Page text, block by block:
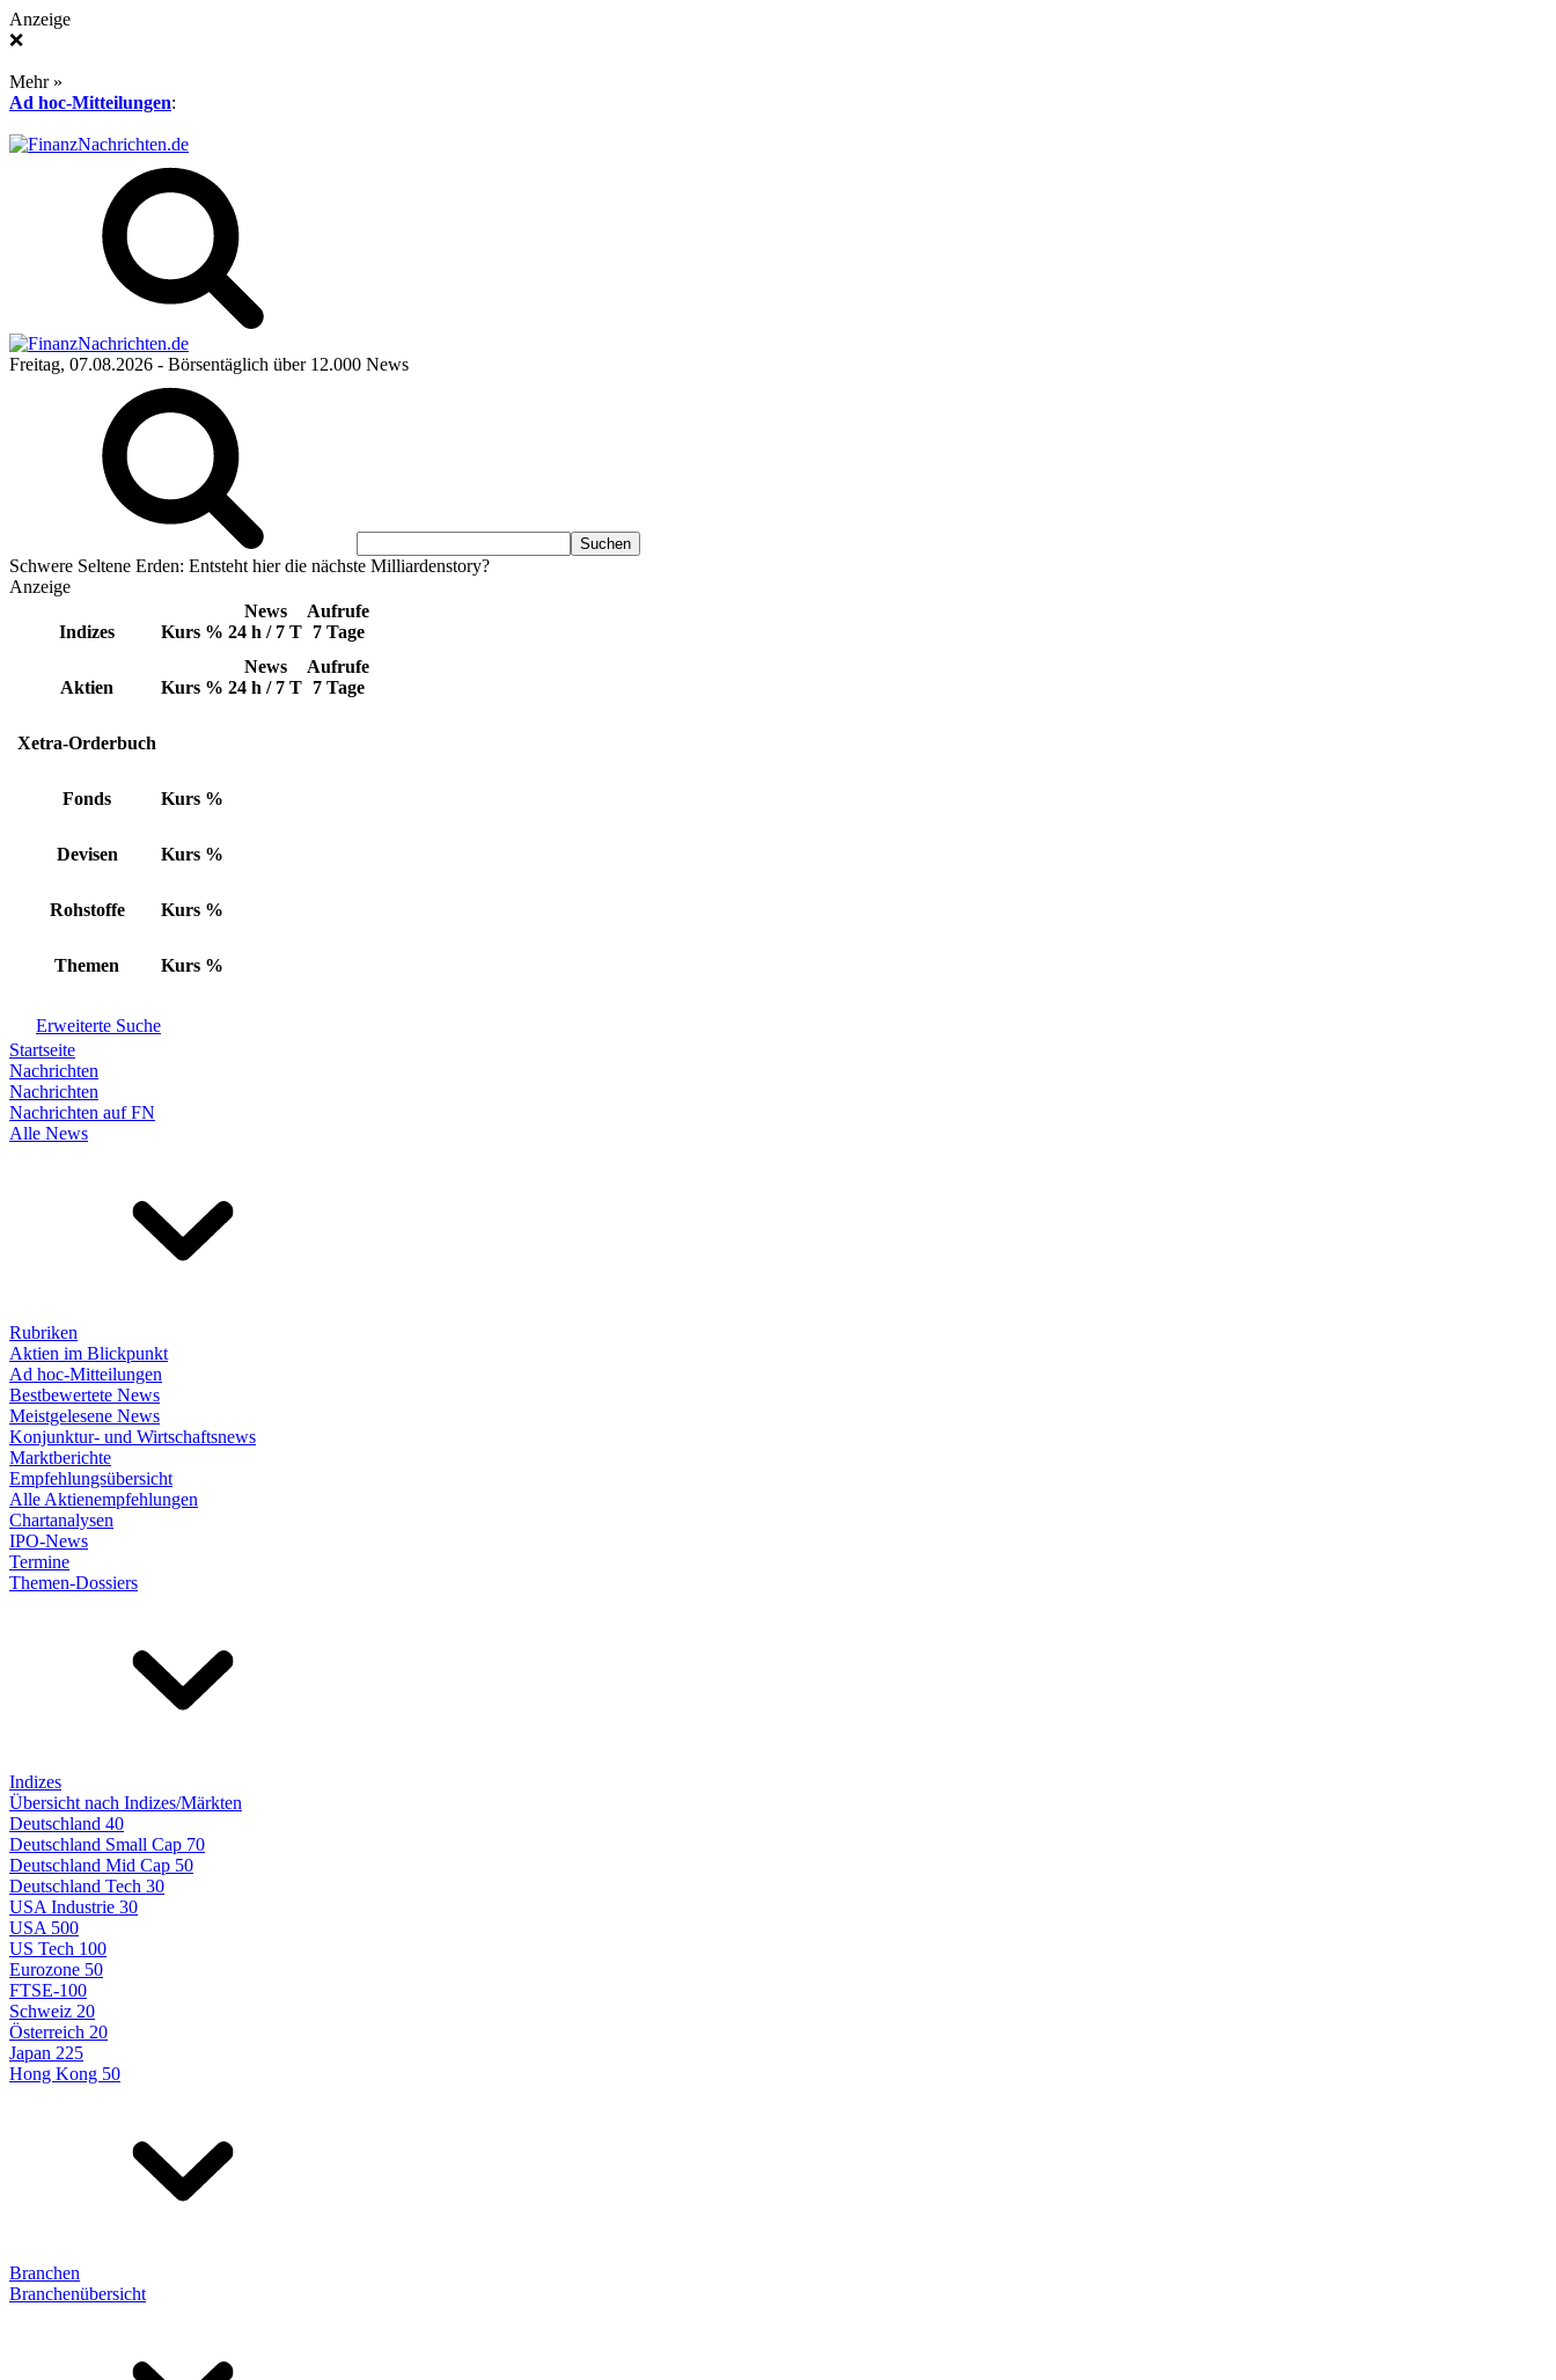
Anzeige
❌
Mehr »
Ad hoc-Mitteilungen:
Freitag, 07.08.2026 - Börsentäglich über 12.000 News
Schwere Seltene Erden: Entsteht hier die nächste Milliardenstory?
Anzeige
Indizes Kurs %
News
24 h / 7 T
Aufrufe
7 Tage
Aktien Kurs %
News
24 h / 7 T
Aufrufe
7 Tage
Xetra-Orderbuch
Fonds Kurs %
Devisen Kurs %
Rohstoffe Kurs %
Themen Kurs %
Erweiterte Suche
Startseite
Nachrichten
Nachrichten
Nachrichten auf FN
Alle News
Rubriken
Aktien im Blickpunkt
Ad hoc-Mitteilungen
Bestbewertete News
Meistgelesene News
Konjunktur- und Wirtschaftsnews
Marktberichte
Empfehlungsübersicht
Alle Aktienempfehlungen
Chartanalysen
IPO-News
Termine
Themen-Dossiers
Indizes
Übersicht nach Indizes/Märkten
Deutschland 40
Deutschland Small Cap 70
Deutschland Mid Cap 50
Deutschland Tech 30
USA Industrie 30
USA 500
US Tech 100
Eurozone 50
FTSE-100
Schweiz 20
Österreich 20
Japan 225
Hong Kong 50
Branchen
Branchenübersicht